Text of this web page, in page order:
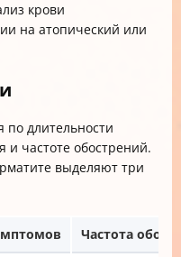
крови
на атопический или
по длительности
частоте обострений.
выделяют три
Частота